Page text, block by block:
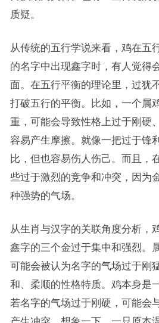
质疑。
从传统的五行学说来看，鸡在五
的名字中出现鑫字时，有人觉得
面。在五行平衡的理论里，过犹
打破五行的平衡。比如，一个属
重，可能会导致性格上过于刚硬
容易产生摩擦。就像一把过于锋
比，但也容易伤人伤己。而且，
些过于激烈的竞争和冲突，因为
种强势的气场。
从生肖与汉字的关联角度分析，
鑫字的三个金过于集中和强烈。
可能会被认为名字的气场过于刚
和、柔顺的性格特质。鸡本身是
若名字的气场过于刚硬，可能会